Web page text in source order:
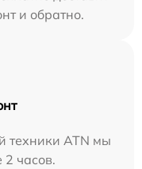
и обратно.
техники ATN мы
2 часов.